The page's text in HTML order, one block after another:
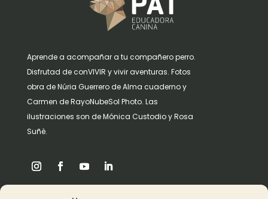
Aprende a acompañar a tu compañero perro.
Disfrutad de conVIVIR y vivir aventuras. Fotos
obra de Núria Guerrero de Alma cuaderno y
Carmen de RayoNubeSol Photo. Las
ilustraciones son de Mónica Custodio y Rosa
Suñè.